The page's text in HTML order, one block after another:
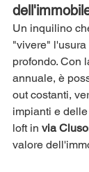
Un inquilino
"vivere"
profondo. Con
annuale, è
out costanti,
impianti e
loft in via
valore